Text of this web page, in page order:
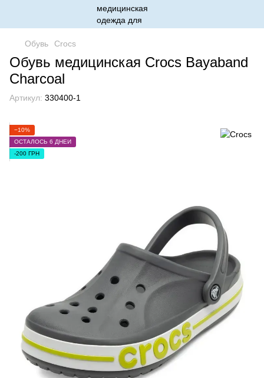
Обувь Crocs
Обувь медицинская Crocs Bayaband
Charcoal
Артикул: 330400-1
−10%
ОСТАЛОСЬ 6 ДНЕЙ
-200 ГРН